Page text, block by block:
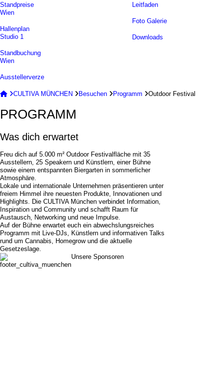
Standpreise
Wien
Hallenplan
Studio 1
Standbuchung
Wien
Ausstellerverzeichnis
Leitfaden
Foto Galerie
Downloads
 CULTIVA MÜNCHEN Besuchen Programm Outdoor Festival
PROGRAMM
Was dich erwartet
Freu dich auf 5.000 m² Outdoor Festivalfläche mit 35
Ausstellern, 25 Speakern und Künstlern, einer Bühne
sowie einem entspannten Biergarten in sommerlicher
Atmosphäre.
Lokale und internationale Unternehmen präsentieren unter
freiem Himmel ihre neuesten Produkte, Innovationen und
Highlights. Die CULTIVA München verbindet Information,
Inspiration und Community und schafft Raum für
Austausch, Networking und neue Impulse.
Auf der Bühne erwartet euch ein abwechslungsreiches
Programm mit Live-DJs, Künstlern und informativen Talks
rund um Cannabis, Homegrow und die aktuelle
Gesetzeslage.
Unsere Sponsoren